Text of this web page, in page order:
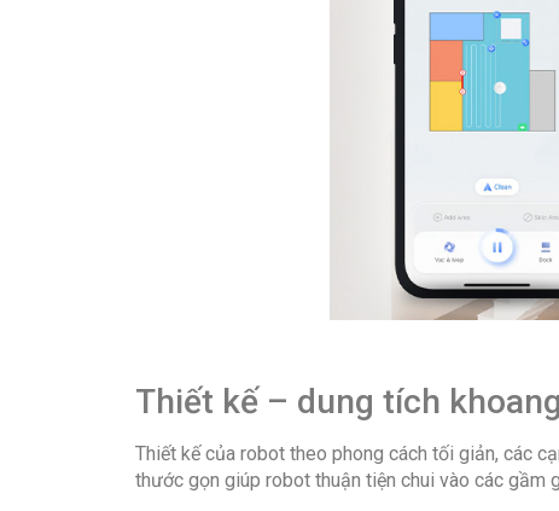
Thiết kế – dung tích
Thiết kế của robot theo phong cách tối giản, các
thước gọn giúp robot thuận tiện chui vào các gầm